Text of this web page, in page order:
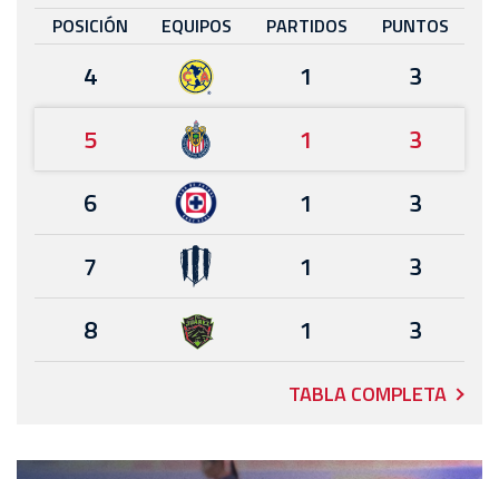
POSICIÓN EQUIPOS PARTIDOS PUNTOS
4 1
3
5
1
3
6
1
3
7
1
3
8
1 3
TABLA COMPLETA